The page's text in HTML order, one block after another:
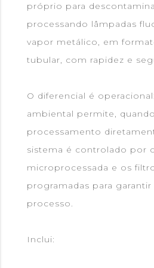
próprio para
processando lâmpadas
vapor metálico, em
tubular, com rapidez e
O diferencial é
ambiental permite,
processamento
sistema é controlado por
microprocessada e os
programadas para
processo.
Inclui: